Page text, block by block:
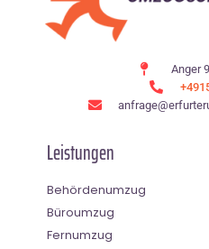
Anger
Leistungen
Behördenumzug
Büroumzug
Fernumzug